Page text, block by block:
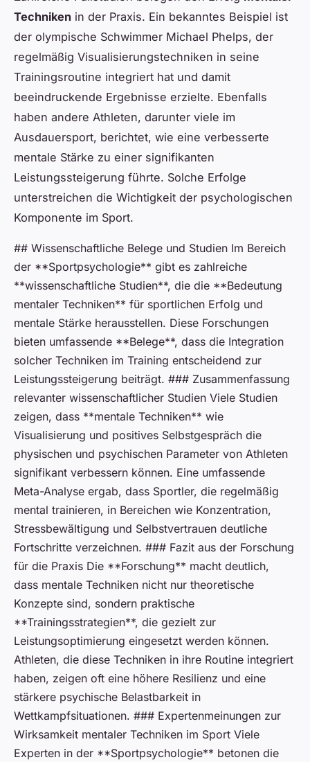
Techniken in der Praxis. Ein bekanntes Beispiel ist
der olympische Schwimmer Michael Phelps, der
regelmäßig Visualisierungstechniken in seine
Trainingsroutine integriert hat und damit
beeindruckende Ergebnisse erzielte. Ebenfalls
haben andere Athleten, darunter viele im
Ausdauersport, berichtet, wie eine verbesserte
mentale Stärke zu einer signifikanten
Leistungssteigerung führte. Solche Erfolge
unterstreichen die Wichtigkeit der psychologischen
Komponente im Sport.
## Wissenschaftliche Belege und Studien Im Bereich
der **Sportpsychologie** gibt es zahlreiche
**wissenschaftliche Studien**, die die **Bedeutung
mentaler Techniken** für sportlichen Erfolg und
mentale Stärke herausstellen. Diese Forschungen
bieten umfassende **Belege**, dass die Integration
solcher Techniken im Training entscheidend zur
Leistungssteigerung beiträgt. ### Zusammenfassung
relevanter wissenschaftlicher Studien Viele Studien
zeigen, dass **mentale Techniken** wie
Visualisierung und positives Selbstgespräch die
physischen und psychischen Parameter von Athleten
signifikant verbessern können. Eine umfassende
Meta-Analyse ergab, dass Sportler, die regelmäßig
mental trainieren, in Bereichen wie Konzentration,
Stressbewältigung und Selbstvertrauen deutliche
Fortschritte verzeichnen. ### Fazit aus der Forschung
für die Praxis Die **Forschung** macht deutlich,
dass mentale Techniken nicht nur theoretische
Konzepte sind, sondern praktische
**Trainingsstrategien**, die gezielt zur
Leistungsoptimierung eingesetzt werden können.
Athleten, die diese Techniken in ihre Routine integriert
haben, zeigen oft eine höhere Resilienz und eine
stärkere psychische Belastbarkeit in
Wettkampfsituationen. ### Expertenmeinungen zur
Wirksamkeit mentaler Techniken im Sport Viele
Experten in der **Sportpsychologie** betonen die